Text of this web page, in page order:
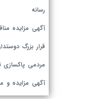
رسانه
آگهی مزایده
قرار بزرگ
مردمی پاکسازی
آگهی مزایده و